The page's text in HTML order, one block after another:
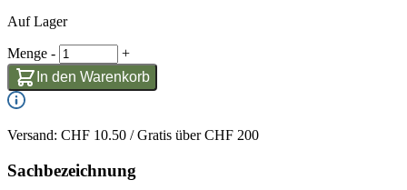
Auf Lager
Menge -
+
In den Warenkorb
Versand: CHF 10.50 / Gratis über CHF 200
Sachbezeichnung